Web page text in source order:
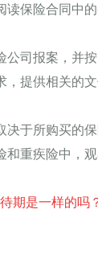
保险合同中
司报案，并
提供相关的
于所购买的
重疾险中，
期是一样的吗